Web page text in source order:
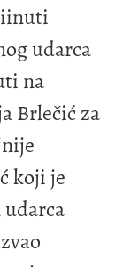
udarca
na
Brlečić za
koji je